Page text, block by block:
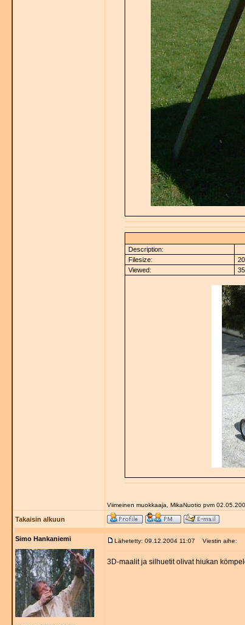
Description:
Filesize:
Viewed:
Viimeinen muokkaaja, MikaNuotio pvm
Takaisin alkuun
Simo Hankaniemi Lähetetty: 09.12.2004 11:07 Viestin aihe:
3D-maalit ja silhuetit olivat hiukan